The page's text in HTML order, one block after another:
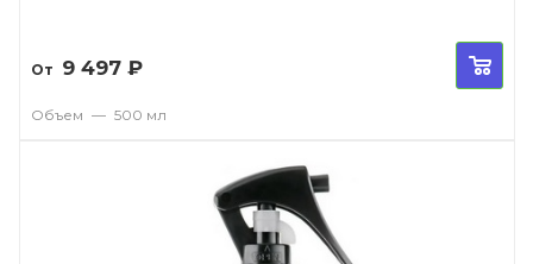
От 9 497 ₽
Объем — 500 мл